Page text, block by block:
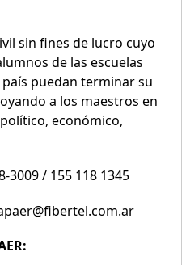
sin fines de lucro cuyo
de las escuelas
puedan terminar su
a los maestros en
económico,
3009 / 155 118 1345